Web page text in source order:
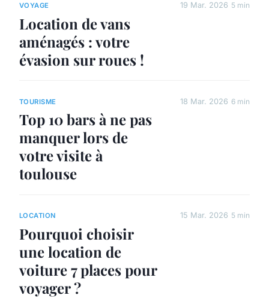
VOYAGE
Location de vans
aménagés : votre
évasion sur roues !
19 Mar. 2026 5 min
TOURISME
Top 10 bars à ne pas
manquer lors de
votre visite à
toulouse
18 Mar. 2026 6 min
LOCATION
Pourquoi choisir
une location de
voiture 7 places pour
voyager ?
15 Mar. 2026 5 min